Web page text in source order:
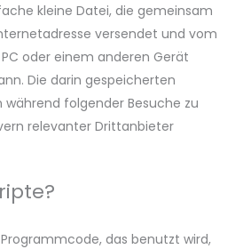
kleine Datei, die gemeinsam
versendet und vom
oder einem anderen Gerät
Die darin gespeicherten
folgender Besuche zu
relevanter Drittanbieter
das benutzt wird,